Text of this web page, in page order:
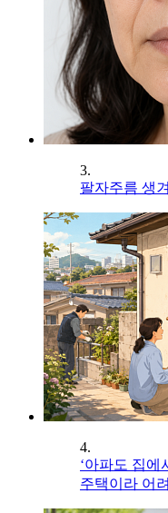
3.
팔자주름 생
4.
‘아파도 집에
주택이라 어